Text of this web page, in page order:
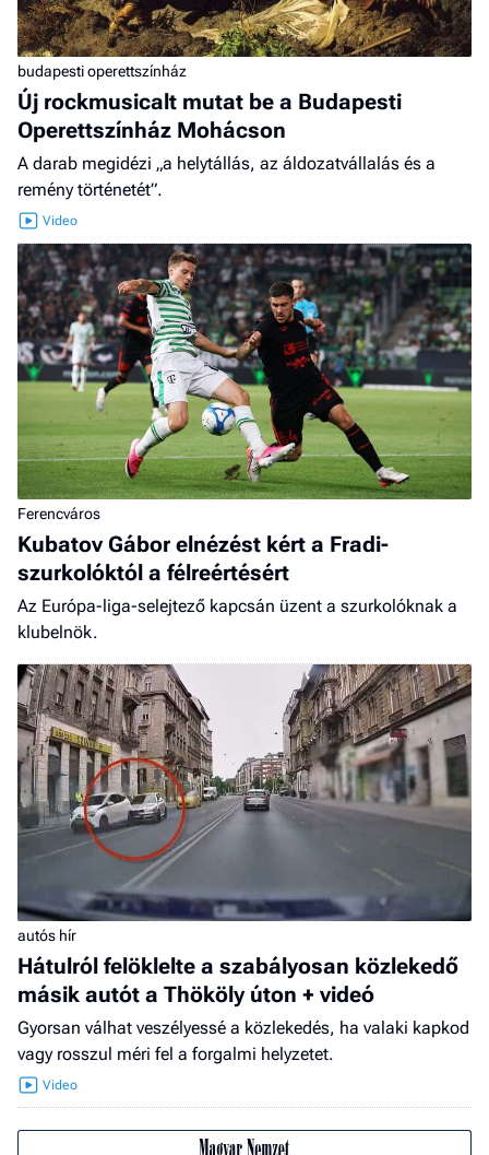
budapesti operettszínház
Új rockmusicalt mutat be a Budapesti
Operettszínház Mohácson
A darab megidézi „a helytállás, az áldozatvállalás és a
remény történetét”.
Ferencváros
Kubatov Gábor elnézést kért a Fradi-
szurkolóktól a félreértésért
Az Európa-liga-selejtező kapcsán üzent a szurkolóknak a
klubelnök.
autós hír
Hátulról felöklelte a szabályosan közlekedő
másik autót a Thököly úton + videó
Gyorsan válhat veszélyessé a közlekedés, ha valaki kapkod
vagy rosszul méri fel a forgalmi helyzetet.